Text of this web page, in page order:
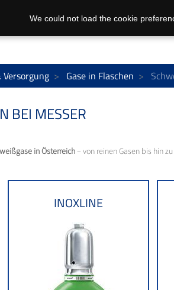
Gase in Flaschen
BEI MESSER
in Österreich– von reinen Gasen bis hin
INOXLINE
We could not load the cookie